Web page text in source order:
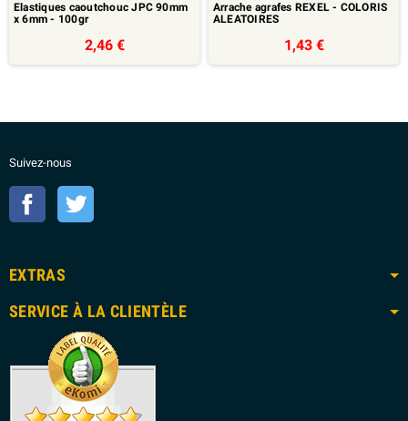
Elastiques caoutchouc JPC 90mm
x 6mm - 100gr
2,46 €
Arrache agrafes REXEL - COLORIS
ALEATOIRES
1,43 €
Suivez-nous
Facebook
EXTRAS
SERVICE À LA CLIENTÈLE